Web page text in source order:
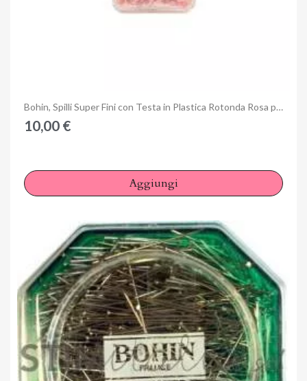
Anteprima Bohin, Spilli Super Fini con Testa in Plastica Rotonda Rosa per Patchwork e Quilting da 36 x 0,55 mm - 150pz
10,00 €
Aggiungi